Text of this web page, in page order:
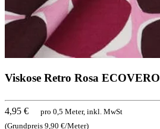
Viskose Retro Rosa ECOVERO
4,95 €
pro 0,5 Meter, inkl. MwSt
(Grundpreis 9,90 €/Meter)